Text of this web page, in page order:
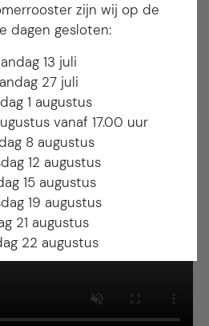
OP INSTAGRAM
zijn wij op de
dagen gesloten:
13 juli
27 juli
1 augustus
vanaf 17.00 uur
8 augustus
12 augustus
15 augustus
19 augustus
21 augustus
22 augustus